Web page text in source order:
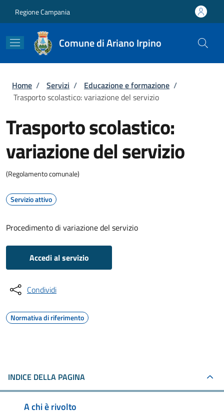
Regione Campania
Comune di Ariano Irpino
Briciole di pane
Home / Servizi / Educazione e formazione /
Trasporto scolastico: variazione del servizio
Trasporto scolastico:
variazione del servizio
(Regolamento comunale)
Servizio attivo
Procedimento di variazione del servizio
Accedi al servizio
Condividi
Normativa di riferimento
INDICE DELLA PAGINA
A chi è rivolto